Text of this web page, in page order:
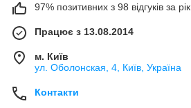
97% позитивних з 98 відгуків за рік
Працює з 13.08.2014
м. Київ
ул. Оболонская, 4, Київ, Україна
Контакти